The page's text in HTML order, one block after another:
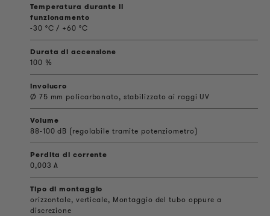
Temperatura durante il
funzionamento
-30 °C / +60 °C
Durata di accensione
100 %
involucro
Ø 75 mm policarbonato, stabilizzato ai raggi UV
Volume
88-100 dB (regolabile tramite potenziometro)
Perdita di corrente
0,003 A
Tipo di montaggio
orizzontale, verticale, Montaggio del tubo oppure a
discrezione